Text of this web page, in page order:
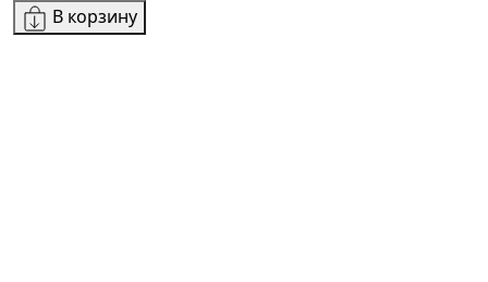
В корзину